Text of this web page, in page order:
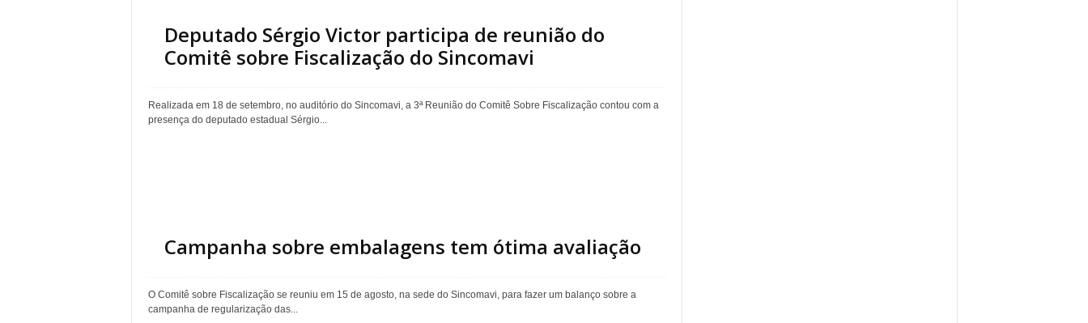
Deputado Sérgio Victor participa de reunião do
Comitê sobre Fiscalização do Sincomavi
Realizada em 18 de setembro, no auditório do Sincomavi, a 3ª Reunião do Comitê Sobre Fiscalização contou com a
presença do deputado estadual Sérgio...
Campanha sobre embalagens tem ótima avaliação
O Comitê sobre Fiscalização se reuniu em 15 de agosto, na sede do Sincomavi, para fazer um balanço sobre a
campanha de regularização das...